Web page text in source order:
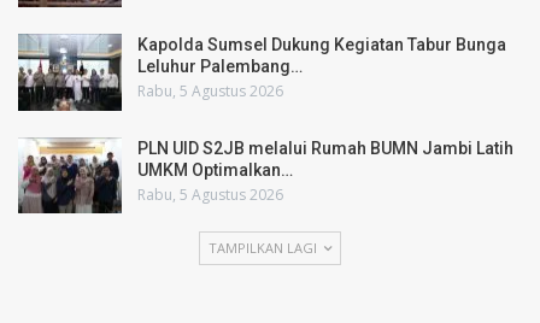
Kapolda Sumsel Dukung Kegiatan Tabur Bunga
Leluhur Palembang…
Rabu, 5 Agustus 2026
PLN UID S2JB melalui Rumah BUMN Jambi Latih
UMKM Optimalkan…
Rabu, 5 Agustus 2026
TAMPILKAN LAGI